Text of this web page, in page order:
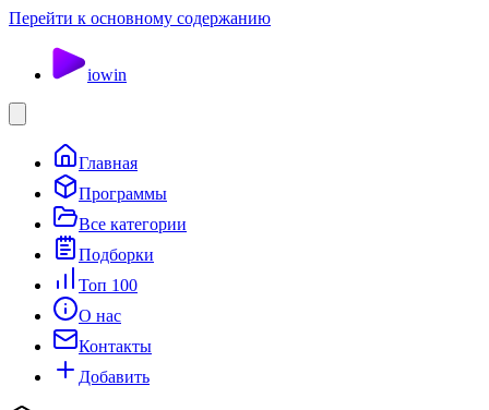
Перейти к основному содержанию
iowin
Главная
Программы
Все категории
Подборки
Топ 100
О нас
Контакты
Добавить